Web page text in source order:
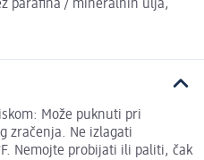
parafina / mineralnih ulja,
Može puknuti pri
zračenja. Ne izlagati
Nemojte probijati ili paliti, čak